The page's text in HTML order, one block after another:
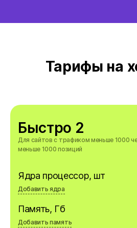
Тарифы на
Быстро 2
Для сайтов с трафиком меньше 1000
меньше 1000 позиций
Ядра процессор, шт
Добавить ядра
Дополнительно, шт
$4.49/шт
Память, Гб
Добавить память